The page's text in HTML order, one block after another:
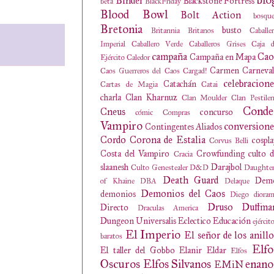
Blood Bowl
Bolt Action
Bretonia Britannia Britanos busto
Imperial
Caballero Verde Caballeros Grises
Caja
EjércitoCaledor campaña Campaña en Mapa
Caos Guerreros del Caos Cargad! Carmen
Cartas de Magia Catachán Catai
charla Clan Kharnuz Clan Moulder Clan
Cneus cómic Compras concurso
Vampiro Contingentes Aliados
Cordo Corona de Estalia Corvus Belli
Costa del Vampiro Cracia Crowfunding culto
slaanesh Culto Genestealer D&D Darajbol
of Khaine DBA Death Guard Delaque
demonios Demonios del Caos Diego
Directo Draculas America Druso
Dungeon UniversalisEclecticoEducación
baratos El Imperio El señor de los
El taller del Gobbo Elanir Eldar Elfos
Oscuros Elfos Silvanos EMiN